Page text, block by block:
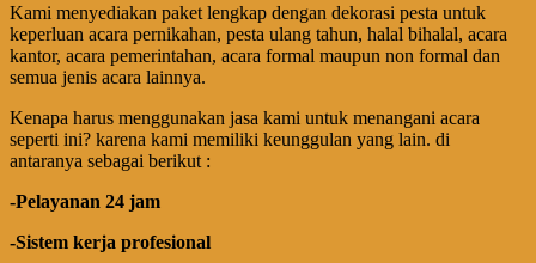
Kami menyediakan paket lengkap dengan dekorasi pesta untuk
keperluan acara pernikahan, pesta ulang tahun, halal bihalal, acara
kantor, acara pemerintahan, acara formal maupun non formal dan
semua jenis acara lainnya.
Kenapa harus menggunakan jasa kami untuk menangani acara
seperti ini? karena kami memiliki keunggulan yang lain. di
antaranya sebagai berikut :
-Pelayanan 24 jam
-Sistem kerja profesional